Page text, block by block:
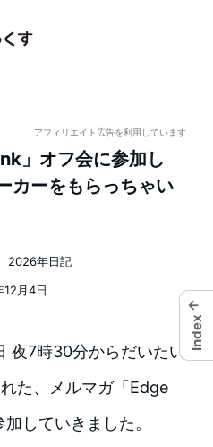
アフィリエイト広告を利用しています
」オフ会に参加し
カーをもらっちゃい
12月4日
ゴリー
2026年日記
夜7時30分からだいたい
た、メルマガ「Edge
していきました。
←
Index